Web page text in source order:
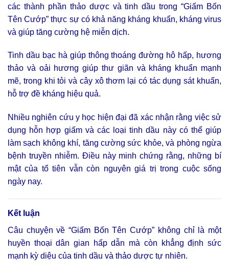
các thành phần thảo dược và tinh dầu trong “Giấm Bốn
Tên Cướp” thực sự có khả năng kháng khuẩn, kháng virus
và giúp tăng cường hệ miễn dịch.
Tinh dầu bạc hà giúp thông thoáng đường hô hấp, hương
thảo và oải hương giúp thư giãn và kháng khuẩn mạnh
mẽ, trong khi tỏi và cây xô thơm lại có tác dụng sát khuẩn,
hỗ trợ đề kháng hiệu quả.
Nhiều nghiên cứu y học hiện đại đã xác nhận rằng việc sử
dụng hỗn hợp giấm và các loại tinh dầu này có thể giúp
làm sạch không khí, tăng cường sức khỏe, và phòng ngừa
bệnh truyền nhiễm. Điều này minh chứng rằng, những bí
mật của tổ tiên vẫn còn nguyên giá trị trong cuộc sống
ngày nay.
Kết luận
Câu chuyện về “Giấm Bốn Tên Cướp” không chỉ là một
huyền thoại dân gian hấp dẫn mà còn khẳng định sức
mạnh kỳ diệu của tinh dầu và thảo dược tự nhiên.